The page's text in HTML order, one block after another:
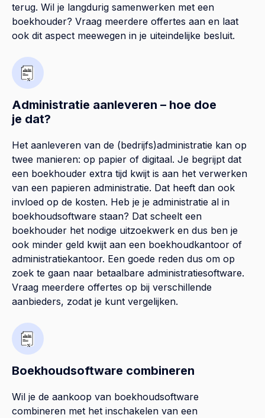
terug. Wil je langdurig samenwerken met een
boekhouder? Vraag meerdere offertes aan en laat
ook dit aspect meewegen in je uiteindelijke besluit.
Administratie aanleveren – hoe doe
je dat?
Het aanleveren van de (bedrijfs)administratie kan op
twee manieren: op papier of digitaal. Je begrijpt dat
een boekhouder extra tijd kwijt is aan het verwerken
van een papieren administratie. Dat heeft dan ook
invloed op de kosten. Heb je je administratie al in
boekhoudsoftware staan? Dat scheelt een
boekhouder het nodige uitzoekwerk en dus ben je
ook minder geld kwijt aan een boekhoudkantoor of
administratiekantoor. Een goede reden dus om op
zoek te gaan naar betaalbare administratiesoftware.
Vraag meerdere offertes op bij verschillende
aanbieders, zodat je kunt vergelijken.
Boekhoudsoftware combineren
Wil je de aankoop van boekhoudsoftware
combineren met het inschakelen van een